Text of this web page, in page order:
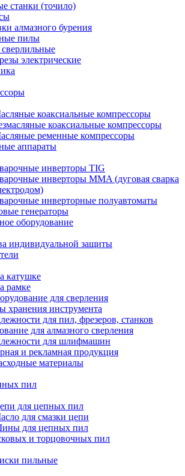
станки (точило)
алмазного бурения
пилы
электрические
коаксиальные компрессоры
коаксиальные компрессоры
ременные компрессоры
аппараты
инверторы TIG
инверторы MMA (дуговая сварка
инверторные полуавтоматы
генераторы
оборудование
индивидуальной защиты
катушке
рамке
для сверления
хранения инструмента
для пил, фрезеров, станков
для алмазного сверления
для шлифмашин
и рекламная продукция
материалы
пил
для цепных пил
для смазки цепи
для цепных пил
и торцовочных пил
пильные